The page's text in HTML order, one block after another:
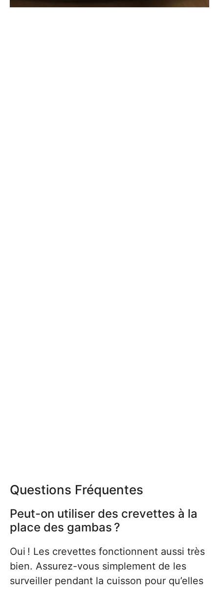
Questions Fréquentes
Peut-on utiliser des crevettes à la
place des gambas ?
Oui ! Les crevettes fonctionnent aussi très
bien. Assurez-vous simplement de les
surveiller pendant la cuisson pour qu’elles